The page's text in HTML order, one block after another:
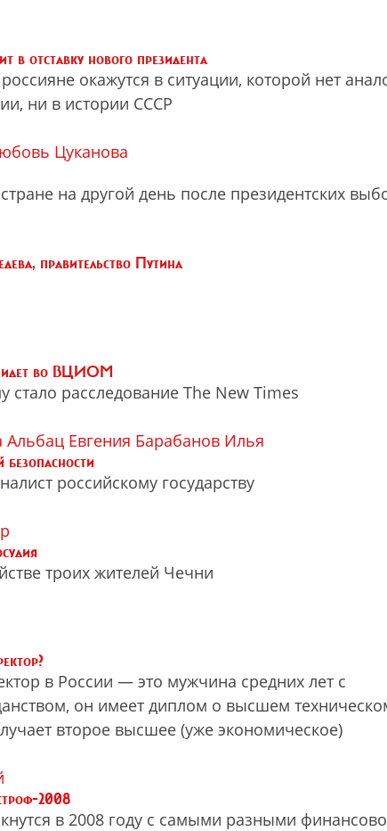
в отставку нового президента
окажутся в ситуации, которой нет
ни в истории СССР
Цуканова
на другой день после президентских
правительство Путина
идет во ВЦИОМ
стало расследование The New Times
Альбац Евгения Барабанов Илья
российскому государству
троих жителей Чечни
в России — это мужчина средних лет с
он имеет диплом о высшем
второе высшее (уже экономическое)
2008
в 2008 году с самыми разными